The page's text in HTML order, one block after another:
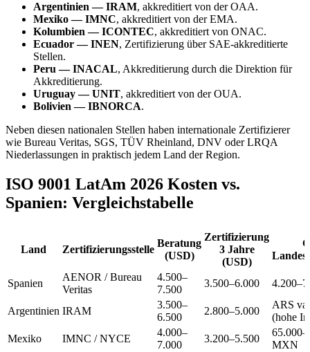
Argentinien — IRAM, akkreditiert von der OAA.
Mexiko — IMNC, akkreditiert von der EMA.
Kolumbien — ICONTEC, akkreditiert von ONAC.
Ecuador — INEN, Zertifizierung über SAE-akkreditierte
Stellen.
Peru — INACAL, Akkreditierung durch die Direktion für
Akkreditierung.
Uruguay — UNIT, akkreditiert von der OUA.
Bolivien — IBNORCA.
Neben diesen nationalen Stellen haben internationale Zertifizierer
wie Bureau Veritas, SGS, TÜV Rheinland, DNV oder LRQA
Niederlassungen in praktisch jedem Land der Region.
ISO 9001 LatAm 2026 Kosten vs.
Spanien: Vergleichstabelle
Land Zertifizierungsstelle
Beratung
(USD)
Zertifizierung
3 Jahre
(USD)
Spanien
AENOR / Bureau
Veritas
4.500–
7.500
3.500–6.000
Argentinien IRAM
3.500–
6.500
2.800–5.000
ARS
(hohe
Mexiko
IMNC / NYCE
4.000–
7.000
3.200–5.500
MXN